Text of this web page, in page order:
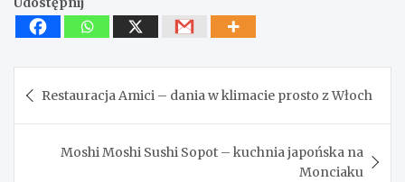
wpisu
Restauracja Amici – dania w klimacie prosto z Włoch
Moshi Moshi Sushi Sopot – kuchnia japońska na
Monciaku